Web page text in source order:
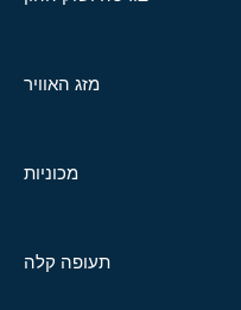
מזג האוויר
מכוניות
תעופה קלה